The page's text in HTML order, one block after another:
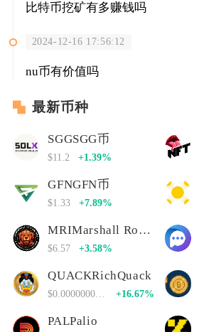
比特币挖矿有多赚钱吗
2024-12-16 17:56:12
nu币有价值吗
最新币种
SGGSGG币
$11.2 +1.39%
GFNGFN币
$1.33 +7.89%
MRIMarshall Rogan Inu
$6.57 +3.58%
QUACKRichQuack
+16.67%
PALPalio